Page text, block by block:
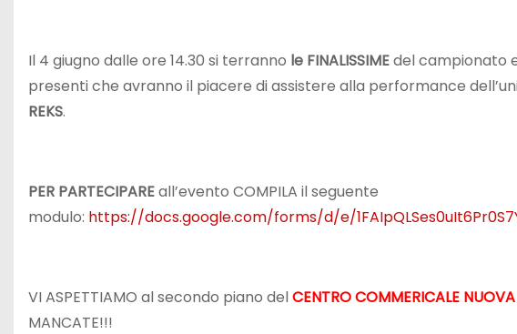
Il 4 giugno dalle ore 14.30 si terranno le FINALISSIMEdel campionato e
presenti che avranno il piacere di assistere alla performance
REKS.
PER PARTECIPAREall’evento COMPILA il seguente
modulo: https://docs.google.com/forms/d/e/
VI ASPETTIAMO al secondo piano delCENTRO COMMERICALE
MANCATE!!!